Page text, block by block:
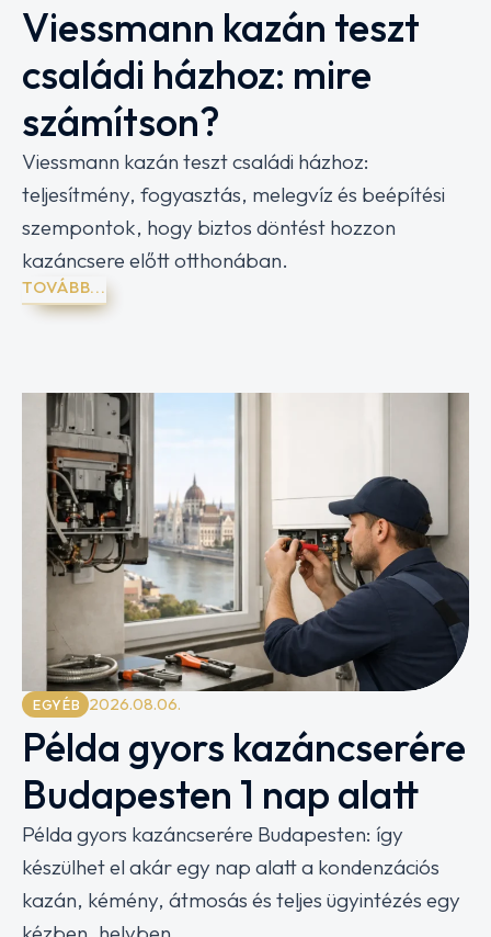
Viessmann kazán teszt
családi házhoz: mire
számítson?
Viessmann kazán teszt családi házhoz:
teljesítmény, fogyasztás, melegvíz és beépítési
szempontok, hogy biztos döntést hozzon
kazáncsere előtt otthonában.
TOVÁBB...
EGYÉB 2026.08.06.
Példa gyors kazáncserére
Budapesten 1 nap alatt
Példa gyors kazáncserére Budapesten: így
készülhet el akár egy nap alatt a kondenzációs
kazán, kémény, átmosás és teljes ügyintézés egy